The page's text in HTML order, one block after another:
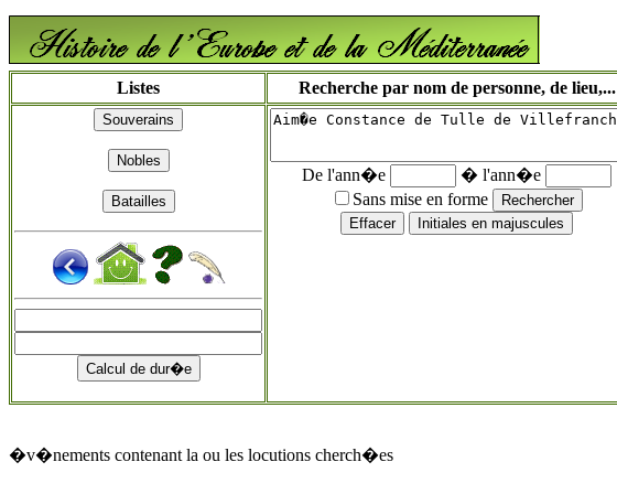
Listes Recherche par nom de personne, de lieu,...
De l'ann�e
� l'ann�e
Sans mise en forme
�v�nements contenant la ou les locutions cherch�es